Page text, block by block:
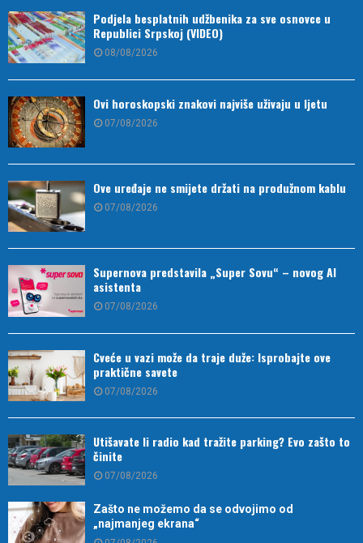
Podjela besplatnih udžbenika za sve osnovce u
Republici Srpskoj (VIDEO)
08/08/2026
Ovi horoskopski znakovi najviše uživaju u ljetu
07/08/2026
Ove uređaje ne smijete držati na produžnom kablu
07/08/2026
Supernova predstavila „Super Sovu“ – novog AI
asistenta
07/08/2026
Cveće u vazi može da traje duže: Isprobajte ove
praktične savete
07/08/2026
Utišavate li radio kad tražite parking? Evo zašto to
činite
07/08/2026
Zašto ne možemo da se odvojimo od
„najmanjeg ekrana“